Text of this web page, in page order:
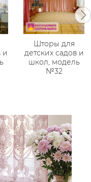
и
Шторы для
детских садов и
школ, модель
№32